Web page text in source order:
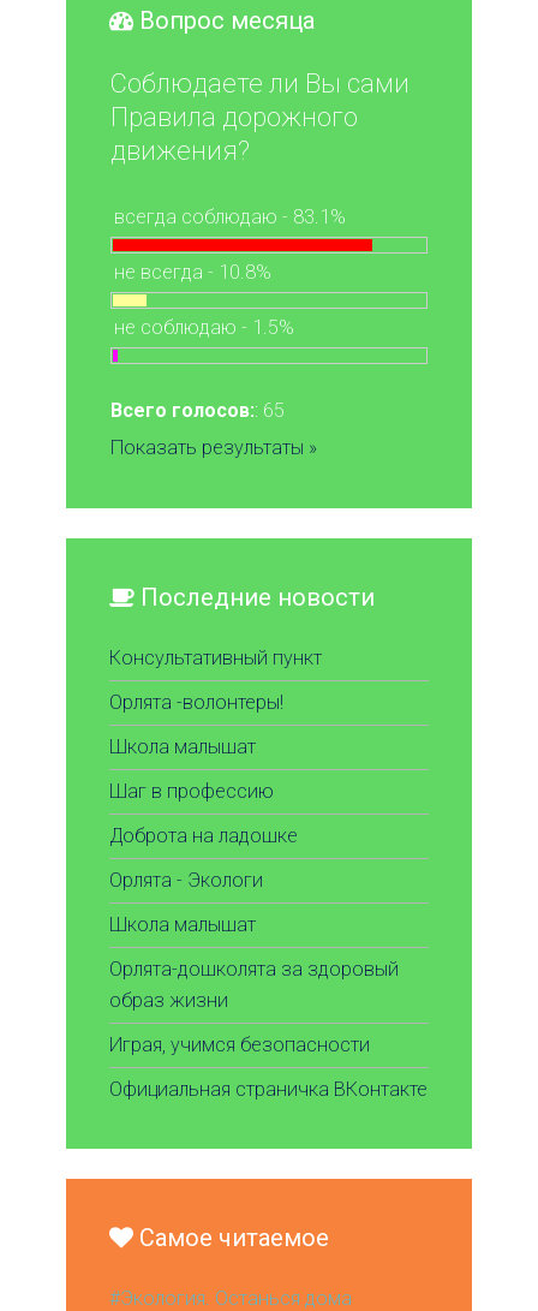
Вопрос месяца
Соблюдаете ли Вы сами
Правила дорожного
движения?
всегда соблюдаю - 83.1%
не всегда - 10.8%
не соблюдаю - 1.5%
Всего голосов:: 65
Показать результаты »
Последние новости
Консультативный пункт
Орлята -волонтеры!
Школа малышат
Шаг в профессию
Доброта на ладошке
Орлята - Экологи
Школа малышат
Орлята-дошколята за здоровый
образ жизни
Играя, учимся безопасности
Официальная страничка ВКонтакте
Самое читаемое
#Экология. Останься дома